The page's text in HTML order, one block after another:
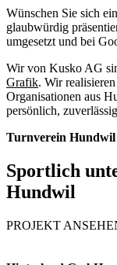
Wünschen Sie sich
glaubwürdig
umgesetzt und bei
Wir von Kusko AG
Grafik. Wir
Organisationen aus
persönlich,
Turnverein Hundwil
Sportlich
Hundwil
PROJEKT